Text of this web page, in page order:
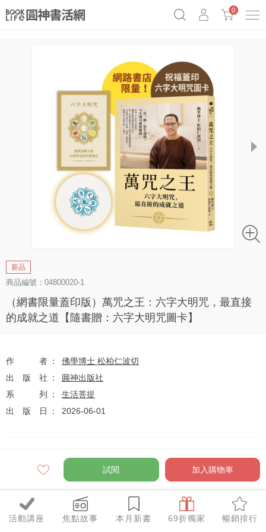
《祕密》作者最新《致富》公開 原子習慣實踐本
0
活動講座 焦點故事 本月新書 69折獨家 暢銷排行
next
新品
商品編號：04800020-1
（網書限量蓋印版）萬咒之王：六字大明咒，最直接
的成就之道【隨書贈：六字大明咒圖卡】
作者
佛學博士 松柏仁波切
出版社
圓神出版社
系列
生活菩提
出版日
2026-06-01
$390
79折$308元
試閱 加入購物車